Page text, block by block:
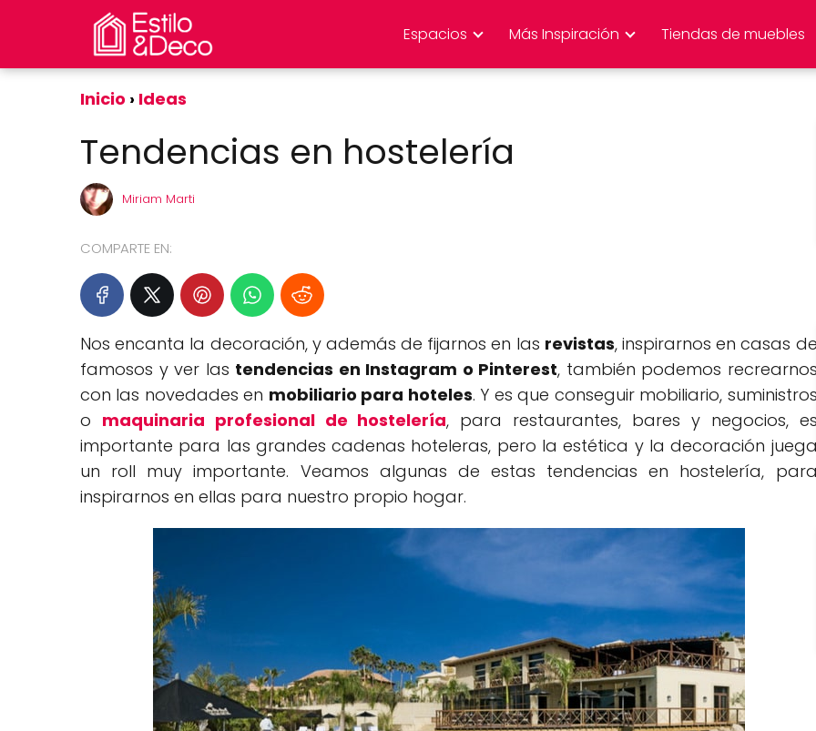
Espacios Más Inspiración Tiendas de muebles
Inicio Ideas
Tendencias en hostelería
Miriam Marti
COMPARTE EN:
Nos encanta la decoración, y además de fijarnos en las revistas, inspirarnos en casas de
famosos y ver las tendencias en Instagram o Pinterest, también podemos recrearnos
con las novedades en mobiliario para hoteles. Y es que conseguir mobiliario, suministros
o maquinaria profesional de hostelería, para restaurantes, bares y negocios, es
importante para las grandes cadenas hoteleras, pero la estética y la decoración juega
un roll muy importante. Veamos algunas de estas tendencias en hostelería, para
inspirarnos en ellas para nuestro propio hogar.